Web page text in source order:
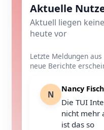
Aktuelle
Aktuell liegen
heute vor
Letzte Meldungen
neue Berichte
N
Nancy
Die TUI
nicht mehr
ist das so